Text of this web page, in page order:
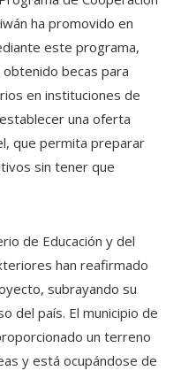
ha promovido en
este programa,
becas para
en instituciones de
una oferta
que permita preparar
sin tener que
de Educación y del
han reafirmado
subrayando su
del país. El municipio de
un terreno
y está ocupándose de